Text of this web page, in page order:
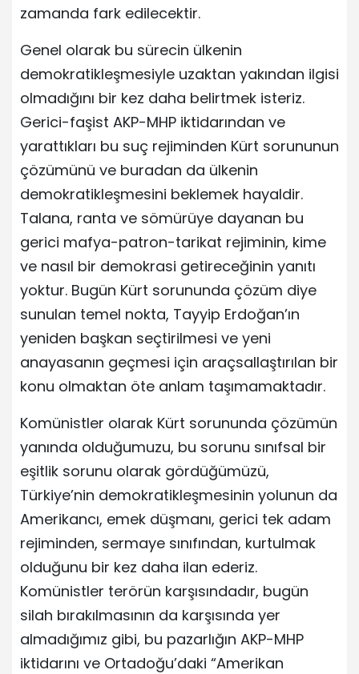
zamanda fark edilecektir.
Genel olarak bu sürecin ülkenin
demokratikleşmesiyle uzaktan yakından ilgisi
olmadığını bir kez daha belirtmek isteriz.
Gerici-faşist AKP-MHP iktidarından ve
yarattıkları bu suç rejiminden Kürt sorununun
çözümünü ve buradan da ülkenin
demokratikleşmesini beklemek hayaldir.
Talana, ranta ve sömürüye dayanan bu
gerici mafya-patron-tarikat rejiminin, kime
ve nasıl bir demokrasi getireceğinin yanıtı
yoktur. Bugün Kürt sorununda çözüm diye
sunulan temel nokta, Tayyip Erdoğan’ın
yeniden başkan seçtirilmesi ve yeni
anayasanın geçmesi için araçsallaştırılan bir
konu olmaktan öte anlam taşımamaktadır.
Komünistler olarak Kürt sorununda çözümün
yanında olduğumuzu, bu sorunu sınıfsal bir
eşitlik sorunu olarak gördüğümüzü,
Türkiye’nin demokratikleşmesinin yolunun da
Amerikancı, emek düşmanı, gerici tek adam
rejiminden, sermaye sınıfından, kurtulmak
olduğunu bir kez daha ilan ederiz.
Komünistler terörün karşısındadır, bugün
silah bırakılmasının da karşısında yer
almadığımız gibi, bu pazarlığın AKP-MHP
iktidarını ve Ortadoğu’daki “Amerikan